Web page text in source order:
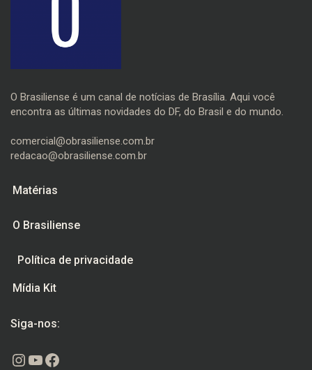
O Brasiliense é um canal de notícias de Brasília. Aqui você
encontra as últimas novidades do DF, do Brasil e do mundo.
comercial@obrasiliense.com.br
redacao@obrasiliense.com.br
Matérias
O Brasiliense
Política de privacidade
Mídia Kit
Siga-nos:
Instagram
Youtube
Facebook